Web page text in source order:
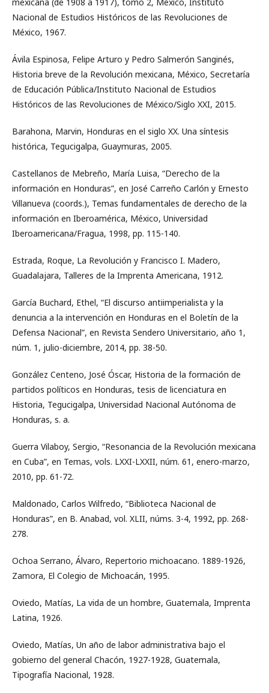
Nacional de Estudios Históricos de las Revoluciones de
México, 1967.
Ávila Espinosa, Felipe Arturo y Pedro Salmerón Sanginés,
Historia breve de la Revolución mexicana, México, Secretaría
de Educación Pública/Instituto Nacional de Estudios
Históricos de las Revoluciones de México/Siglo XXI, 2015.
Barahona, Marvin, Honduras en el siglo XX. Una síntesis
histórica, Tegucigalpa, Guaymuras, 2005.
Castellanos de Mebreño, María Luisa, “Derecho de la
información en Honduras”, en José Carreño Carlón y Ernesto
Villanueva (coords.), Temas fundamentales de derecho de la
información en Iberoamérica, México, Universidad
Iberoamericana/Fragua, 1998, pp. 115-140.
Estrada, Roque, La Revolución y Francisco I. Madero,
Guadalajara, Talleres de la Imprenta Americana, 1912.
García Buchard, Ethel, “El discurso antiimperialista y la
denuncia a la intervención en Honduras en el Boletín de la
Defensa Nacional”, en Revista Sendero Universitario, año 1,
núm. 1, julio-diciembre, 2014, pp. 38-50.
González Centeno, José Óscar, Historia de la formación de
partidos políticos en Honduras, tesis de licenciatura en
Historia, Tegucigalpa, Universidad Nacional Autónoma de
Honduras, s. a.
Guerra Vilaboy, Sergio, “Resonancia de la Revolución mexicana
en Cuba”, en Temas, vols. LXXI-LXXII, núm. 61, enero-marzo,
2010, pp. 61-72.
Maldonado, Carlos Wilfredo, “Biblioteca Nacional de
Honduras”, en B. Anabad, vol. XLII, núms. 3-4, 1992, pp. 268-
278.
Ochoa Serrano, Álvaro, Repertorio michoacano. 1889-1926,
Zamora, El Colegio de Michoacán, 1995.
Oviedo, Matías, La vida de un hombre, Guatemala, Imprenta
Latina, 1926.
Oviedo, Matías, Un año de labor administrativa bajo el
gobierno del general Chacón, 1927-1928, Guatemala,
Tipografía Nacional, 1928.